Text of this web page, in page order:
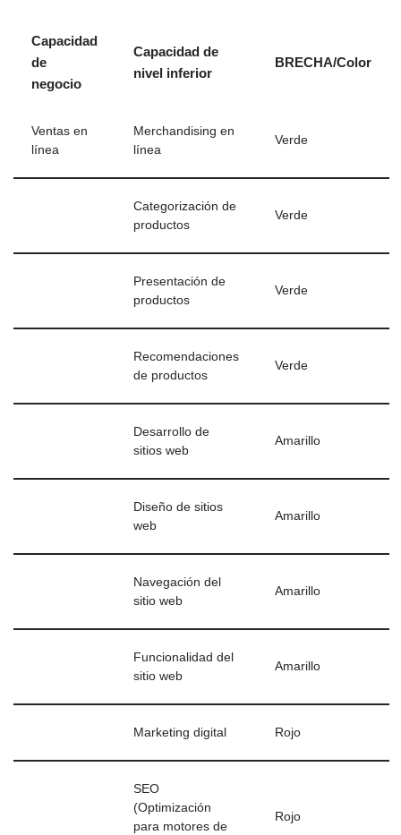
Capacidad
de
negocio
Capacidad de
nivel inferior
BRECHA/Color
Ventas en
línea
Merchandising en
línea
Verde
Categorización de
productos
Verde
Presentación de
productos
Verde
Recomendaciones
de productos
Verde
Desarrollo de
sitios web
Amarillo
Diseño de sitios
web
Amarillo
Navegación del
sitio web
Amarillo
Funcionalidad del
sitio web
Amarillo
Marketing digital Rojo
SEO
(Optimización
para motores de
Rojo